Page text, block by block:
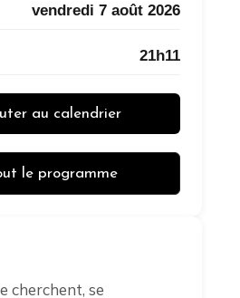
vendredi 7 août 2026
21h11
au calendrier
le programme
cherchent, se